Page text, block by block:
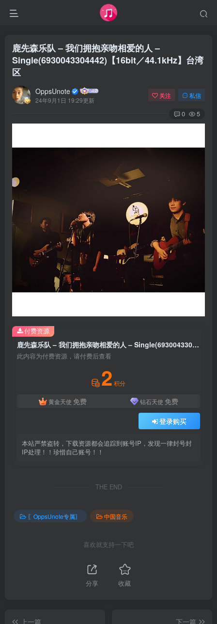
鹿先森乐队 – 我们拥抱亲吻相爱的人 –
Single(6930043304442)【16bit／44.1kHz】台湾
区
OppsUnote
24年9月1日 19:29更新
关注 私信
0 5
鹿先森乐队 – 我们拥抱亲吻相爱的人 – Single(6930043304442)【16bit／44.1kHz】台湾区
此内容为付费资源，请付费后查看
2 积分
黄金天使 免费 钻石天使 免费
登录购买
本站严禁盗转，下载资源都会追踪到账号IP，发现一律封号封
IP处理！！珍惜自己账号！！
付费资源
THE END
〖OppsUnote专属〗 中国音乐
喜欢就支持一下吧
分享 收藏
上一篇
下一篇